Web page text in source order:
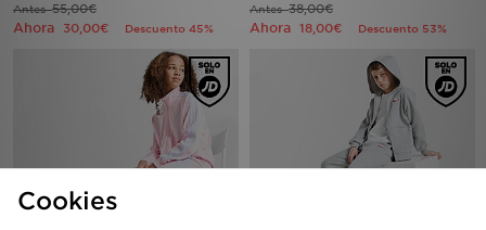
Antes55,00€
Ahora 30,00€ Descuento 45%
Antes38,00€
Ahora 18,00€ Descuento 53%
Cookies